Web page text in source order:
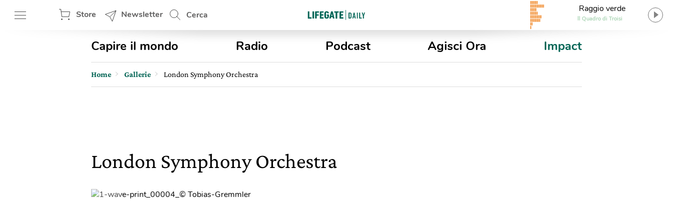
Store Newsletter Cerca
Raggio verde
Il Quadro di Troisi
Capire il mondo Radio Podcast Agisci Ora Impact
Home Gallerie London Symphony Orchestra
London Symphony Orchestra